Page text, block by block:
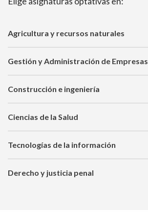
Agricultura y recursos naturales
Gestión y Administración de Empresas
Construcción e ingeniería
Ciencias de la Salud
Tecnologías de la información
Derecho y justicia penal